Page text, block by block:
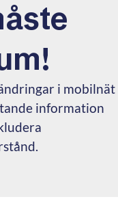
i mobilnät
information